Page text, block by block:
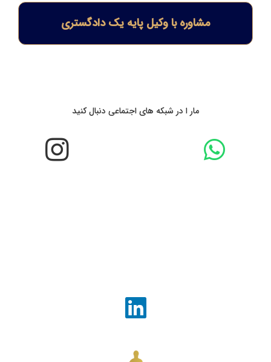
مشاوره با وکیل پایه یک دادگستری
مار ا در شبکه های اجتماعی دنبال کنید